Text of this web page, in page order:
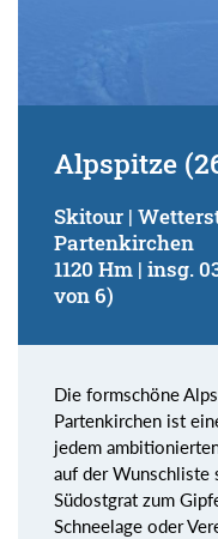
Alpspitze
Skitour |
Partenkirchen
1120 Hm | insg.
von 6)
Die formschöne
Partenkirchen ist
jedem
auf der Wunschliste
Südostgrat zum
Schneelage oder